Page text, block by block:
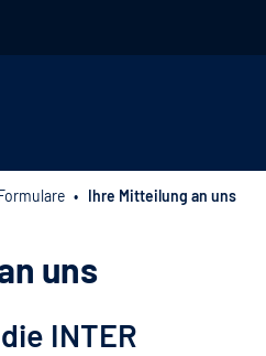
Ihre Mitteilung an uns
uns
INTER